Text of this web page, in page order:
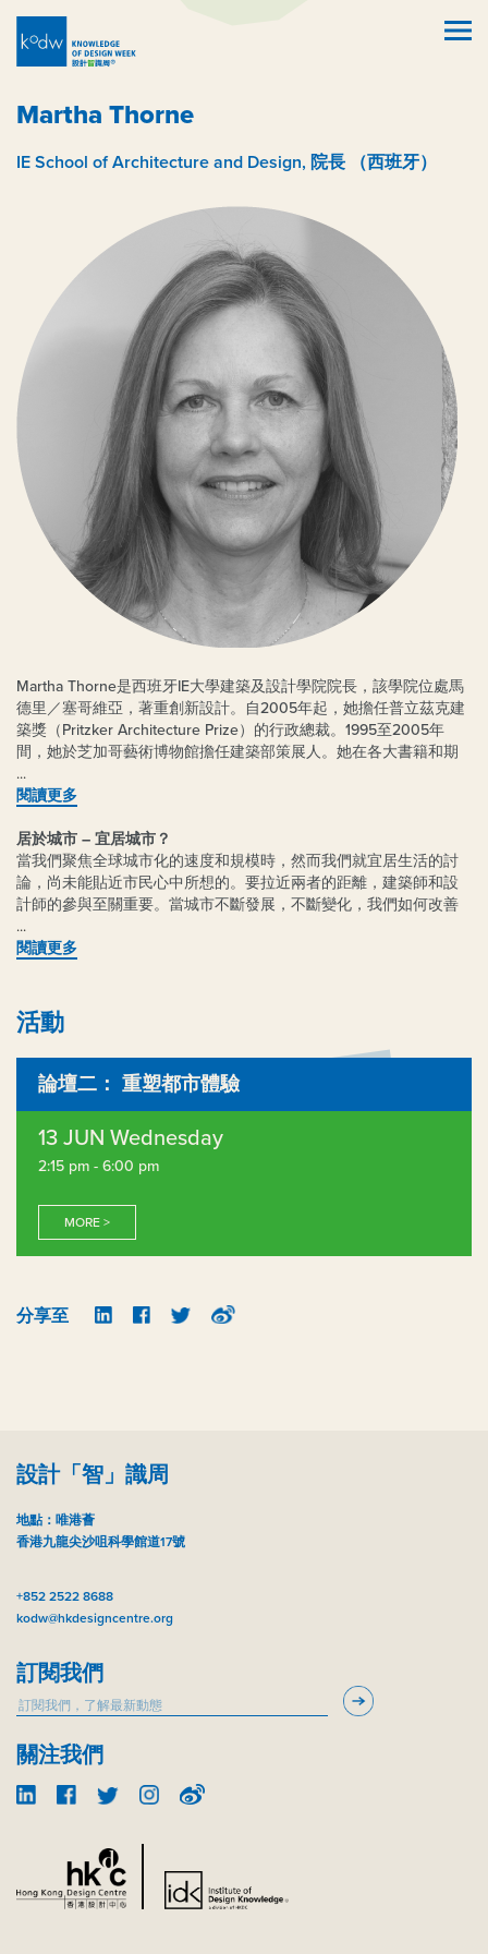
Martha Thorne
IE School of Architecture and Design, 院長 （西班牙）
Martha Thorne是西班牙IE大學建築及設計學院院長，該學院位處馬
德里／塞哥維亞，著重創新設計。自2005年起，她擔任普立茲克建
築獎（Pritzker Architecture Prize）的行政總裁。1995至2005年
間，她於芝加哥藝術博物館擔任建築部策展人。她在各大書籍和期
刊發表過無數文章，分析當代建築和城市。此外，她更分別擔任
International Archive of Women in Architecture和Graham
Chinese Art、莫斯科Zaryadye Park和ArcVision – Women and
Architecture Prize等項目擔任評審。
Martha是美國賓夕凡尼亞大學城市規劃碩士，同時亦是美國水牛城
紐約州立大學 都市事務學系文學士。她其後再到倫敦政治經濟學院
深造。
閱讀更多
居於城市 – 宜居城市 ？
當我們聚焦全球城市化的速度和規模時 ， 然而我們就宜居生活的討
論 ， 尚未能貼近市民心中所想的。 要拉近兩者的距離 ， 建築師和設
計師的參與至關重要。 當城市不斷發展 ， 不斷變化 ， 我們如何改善
城市的生活
與的新方法
閱讀更多
活動
論壇二： 重塑都市體驗
13 JUN Wednesday
2:15 pm - 6:00 pm
MORE >
分享至
設計「智」識周
地點：唯港薈
香港九龍尖沙咀科學館道17號
+852 2522 8688
kodw@hkdesigncentre.org
訂閱我們
關注我們